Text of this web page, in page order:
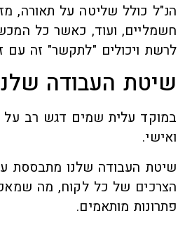
הנ"ל כולל שליטה על תאורה,
חשמליים, ועוד, כאשר כל
לרשת ויכולים "לתקשר" זה עם
שיטת העבודה
במוקד עלית שמים דגש רב על
ואישי.
שיטת העבודה שלנו מתבססת
הצרכים של כל לקוח, מה
פתרונות מותאמים.